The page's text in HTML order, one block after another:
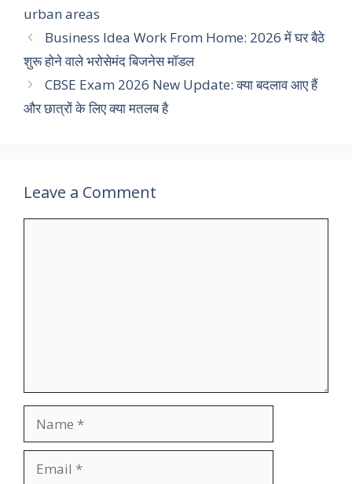
urban areas
Business Idea Work From Home: 2026 में घर बैठे
शुरू होने वाले भरोसेमंद बिजनेस मॉडल
CBSE Exam 2026 New Update: क्या बदलाव आए हैं
और छात्रों के लिए क्या मतलब है
Leave a Comment